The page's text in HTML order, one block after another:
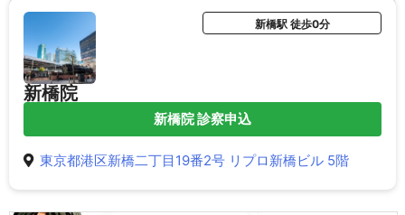
新橋院
新橋駅 徒歩0分
新橋院 診察申込
東京都港区新橋二丁目19番2号 リプロ新橋ビル 5階